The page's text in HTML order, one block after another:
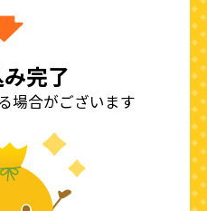
完了
場合がございます